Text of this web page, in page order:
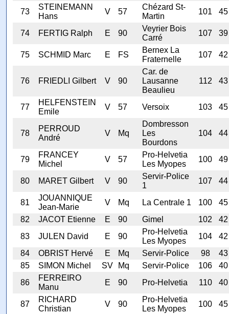
73
STEINEMANN
Hans
V 57
Chézard St-
Martin
101 45
74 FERTIG Ralph E 90
Veyrier Bois
Carré
107 39
75 SCHMID Marc E FS
Bernex La
Fraternelle
107 42
76 FRIEDLI Gilbert V 90
Car. de
Lausanne
Beaulieu
112 43
77
HELFENSTEIN
Emile
V 57 Versoix 103 45
78
PERROUD
André
V Mq
Dombresson
Les
Bourdons
104 44
79
FRANCEY
Michel
V 57
Pro-Helvetia
Les Myopes
100 49
80 MARET Gilbert V 90
Servir-Police
1
107 44
81
JOUANNIQUE
Jean-Marie
V Mq La Centrale 1 100
45
82
JACOT Etienne E 90 Gimel 102
42
83
JULEN David E 90
Pro-Helvetia
Les Myopes
104
42
84
OBRIST Hervé E Mq Servir-Police 98
43
85
SIMON Michel SV Mq Servir-Police 106
40
86
FERREIRO
Manu
E 90 Pro-Helvetia 110 40
87
RICHARD
Christian
V 90
Pro-Helvetia
Les Myopes
100 45